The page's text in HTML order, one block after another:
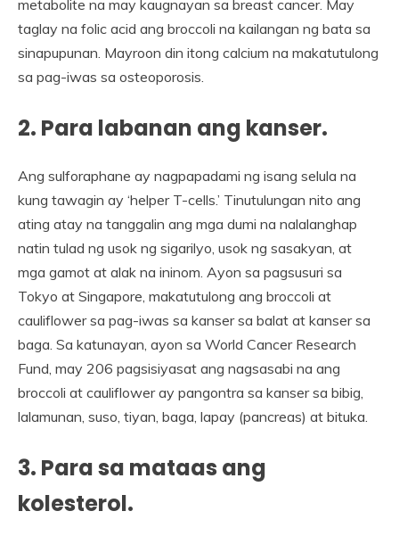
metabolite na may kaugnayan sa breast cancer. May
taglay na folic acid ang broccoli na kailangan ng bata sa
sinapupunan. Mayroon din itong calcium na makatutulong
sa pag-iwas sa osteoporosis.
2. Para labanan ang kanser.
Ang sulforaphane ay nagpapadami ng isang selula na
kung tawagin ay ‘helper T-cells.’ Tinutulungan nito ang
ating atay na tanggalin ang mga dumi na nalalanghap
natin tulad ng usok ng sigarilyo, usok ng sasakyan, at
mga gamot at alak na ininom. Ayon sa pagsusuri sa
Tokyo at Singapore, makatutulong ang broccoli at
cauliflower sa pag-iwas sa kanser sa balat at kanser sa
baga. Sa katunayan, ayon sa World Cancer Research
Fund, may 206 pagsisiyasat ang nagsasabi na ang
broccoli at cauliflower ay pangontra sa kanser sa bibig,
lalamunan, suso, tiyan, baga, lapay (pancreas) at bituka.
3. Para sa mataas ang
kolesterol.